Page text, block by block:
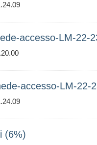
accesso-LM-22-
accesso-LM-22-
(6%)